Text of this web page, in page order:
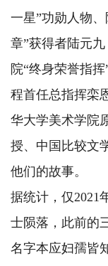
一星”功勋人物
章”获得者陆元
院“终身荣誉指
程首任总指挥栾
华大学美术学院
授、中国比较文
他们的故事。
据统计，仅2021
士陨落，此前的
名字本应妇孺皆